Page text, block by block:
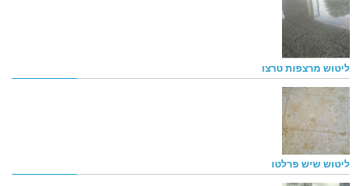
ליטוש מרצפות טרצו
ליטוש שיש פרלטו